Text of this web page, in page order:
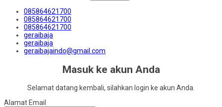
085864621700
085864621700
085864621700
geraibaja
geraibaja
geraibajaindo@gmail.com
Masuk ke akun Anda
Selamat datang kembali, silahkan login ke akun Anda.
Alamat Email